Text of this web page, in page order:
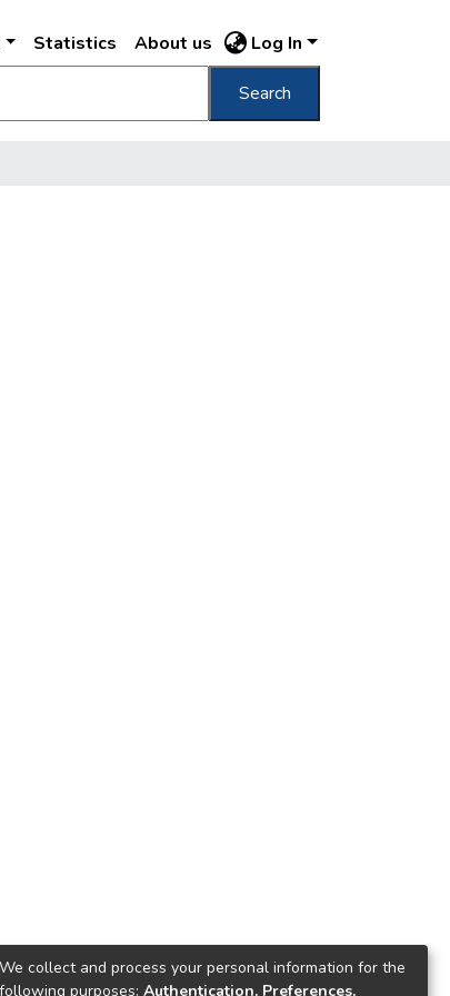
Statistics About us Log In
Search
We collect and process your personal information for the
following purposes: Authentication, Preferences,